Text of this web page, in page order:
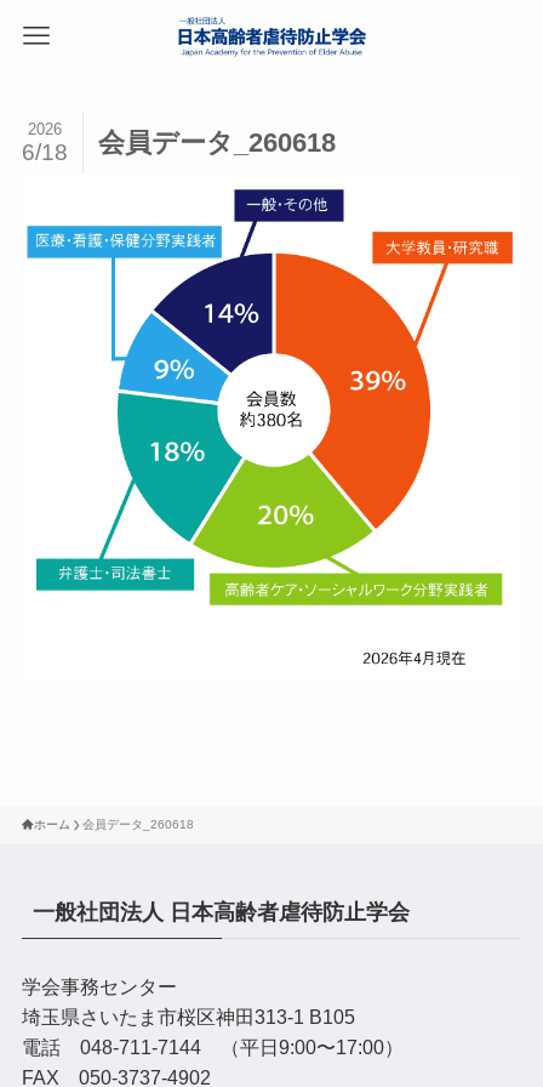
会員データ_260618
2026
6/18
ホーム 会員データ_260618
一般社団法人 日本高齢者虐待防止学会
学会事務センター
埼玉県さいたま市桜区神田313-1 B105
電話 048-711-7144 （平日9:00〜17:00）
FAX 050-3737-4902